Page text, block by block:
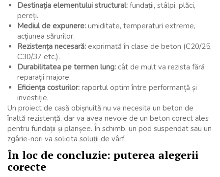
Destinația elementului structural: fundații, stâlpi, plăci,
pereți.
Mediul de expunere: umiditate, temperaturi extreme,
acțiunea sărurilor.
Rezistența necesară: exprimată în clase de beton (C20/25,
C30/37 etc.).
Durabilitatea pe termen lung: cât de mult va rezista fără
reparații majore.
Eficiența costurilor: raportul optim între performanță și
investiție.
Un proiect de casă obișnuită nu va necesita un beton de
înaltă rezistență, dar va avea nevoie de un beton corect ales
pentru fundații și planșee. În schimb, un pod suspendat sau un
zgârie-nori va solicita soluții de vârf.
În loc de concluzie: puterea alegerii
corecte